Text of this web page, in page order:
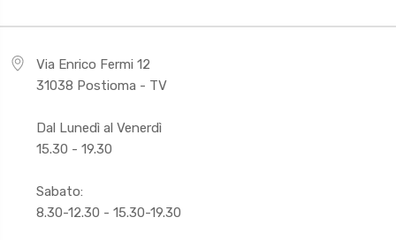
Via Enrico Fermi 12
31038 Postioma - TV
Dal Lunedì al Venerdì
15.30 - 19.30
Sabato:
8.30-12.30 - 15.30-19.30